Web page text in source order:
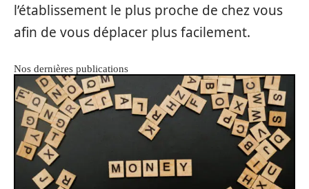
l’établissement le plus proche de chez vous
afin de vous déplacer plus facilement.
Nos dernières publications